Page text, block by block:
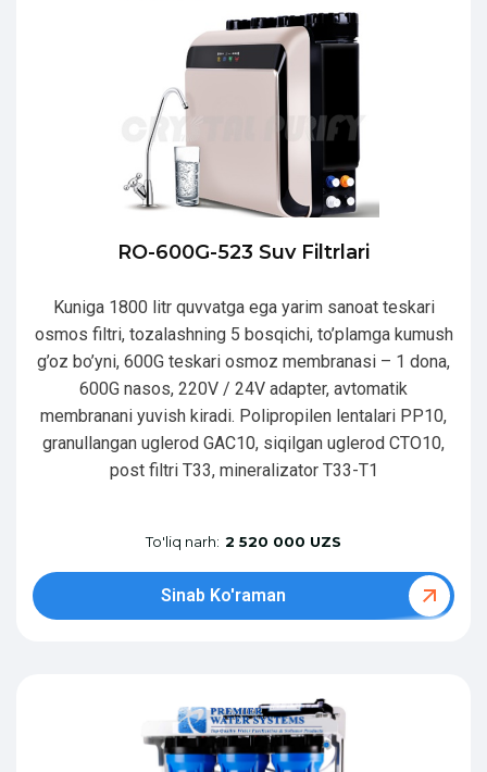
RO-600G-523 Suv Filtrlari
Kuniga 1800 litr quvvatga ega yarim sanoat teskari
osmos filtri, tozalashning 5 bosqichi, to’plamga kumush
g’oz bo’yni, 600G teskari osmoz membranasi – 1 dona,
600G nasos, 220V / 24V adapter, avtomatik
membranani yuvish kiradi. Polipropilen lentalari PP10,
granullangan uglerod GAC10, siqilgan uglerod CTO10,
post filtri T33, mineralizator T33-T1
To'liq narh: 2 520 000 UZS
Sinab Ko'raman